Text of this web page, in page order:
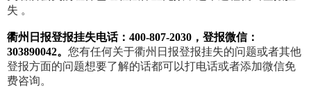
失 。
衢州日报登报挂失电话：400-807-2030，登报微信：
303890042。 您有任何关于衢州日报登报挂失的问题或者其他
登报方面的问题想要了解的话都可以打电话或者添加微信免
费咨询。